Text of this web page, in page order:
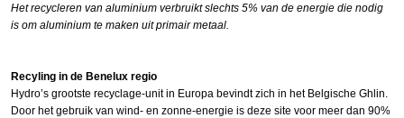
Het recycleren van aluminium verbruikt slechts 5% van de energie die nodig
is om aluminium te maken uit primair metaal.
Recyling in de Benelux regio
Hydro’s grootste recyclage-unit in Europa bevindt zich in het Belgische Ghlin.
Door het gebruik van wind- en zonne-energie is deze site voor meer dan 90%